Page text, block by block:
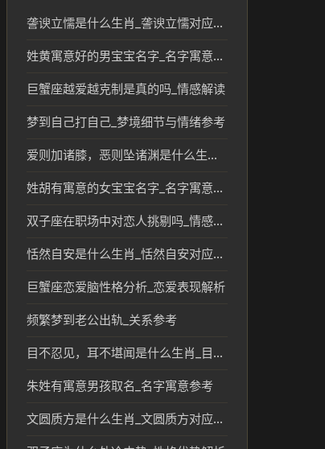
詟谀立懦是什么生肖_詟谀立懦对应的生肖及传统含义解读
姓黄寓意好的男宝宝名字_名字寓意参考
巨蟹座越爱越克制是真的吗_情感解读
梦到自己打自己_梦境细节与情绪参考
爱则加诸膝，恶则坠诸渊是什么生肖_爱则加诸膝恶则坠诸渊对应生肖解读
姓胡有寓意的女宝宝名字_名字寓意参考
双子座在职场中对恋人挑剔吗_情感解读
恬然自安是什么生肖_恬然自安对应的生肖文化解读
巨蟹座恋爱脑性格分析_恋爱表现解析
频繁梦到老公出轨_关系参考
目不忍见，耳不堪闻是什么生肖_目不忍见耳不堪闻的生肖象征及民俗解读
朱姓有寓意男孩取名_名字寓意参考
文圆质方是什么生肖_文圆质方对应的生肖文化解读